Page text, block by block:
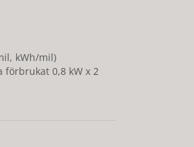
kWh/mil)
förbrukat 0,8 kW x 2